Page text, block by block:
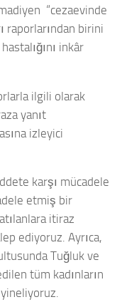
“cezaevinde
raporlarından birini
inkâr
ilgili olarak
yanıt
izleyici
karşı mücadele
etmiş bir
itiraz
ediyoruz. Ayrıca,
Tuğluk ve
tüm kadınların